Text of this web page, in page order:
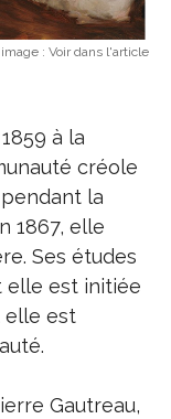
: Voir dans l'article
à la
créole
la
1867, elle
Ses études
elle est initiée
elle est
Gautreau,